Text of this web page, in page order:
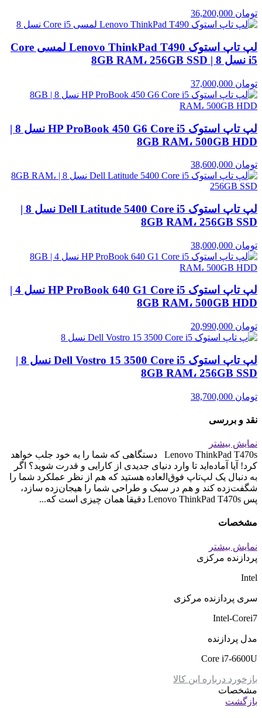
تومان
لپ تاپ استوک Lenovo ThinkPad T490 لمسی Core
i5 نسل 8 | 8GB RAM، 256GB SSD
تومان
لپ تاپ استوک HP ProBook 450 G6 Core i5 نسل 8 |
8GB RAM، 500GB HDD
تومان
لپ تاپ استوک Dell Latitude 5400 Core i5 نسل 8 |
8GB RAM، 256GB SSD
تومان
لپ تاپ استوک HP ProBook 640 G1 Core i5 نسل 4 |
8GB RAM، 500GB HDD
تومان
لپ تاپ استوک Dell Vostro 15 3500 Core i5 نسل 8 |
8GB RAM، 256GB SSD
تومان
نقد و بررسی
نمایش بیشتر
Lenovo ThinkPad T470s دستگاهی که شما را به خود جلب خواهد
کرد! آیا آماده‌اید تا وارد دنیای جدیدی از کارایی و قدرت شوید؟ اگر
به دنبال یک لپ‌تاپ فوق‌العاده هستید که هم از نظر عملکرد شما را
شگفت‌زده کند و هم در سبک و طراحی شما را هیجان‌زده سازد،
پس Lenovo ThinkPad T470s دقیقا همان چیزی است که...
مشخصات
نمایش بیشتر
پردازنده مرکزی
Intel
سری پردازنده مرکزی
Intel-Corei7
مدل پردازنده
Core i7-6600U
بازخورد درباره این کالا
مشخصات
بازگشت